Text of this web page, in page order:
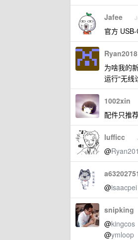
Jafee
官方
Ryan2018
为啥我的
运行“无线
1002xin
配件只推
lufficc
@
@isaacpei
snipking
@kingcos
@ymloop